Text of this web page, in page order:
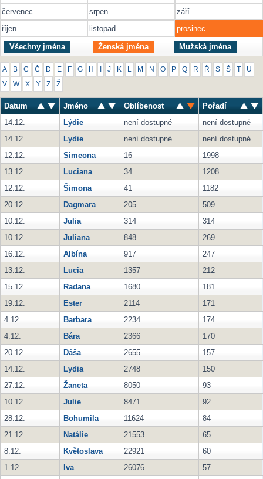
červenec
srpen
září
říjen
listopad prosinec
Všechny jména Ženská jména Mužská jména
A B C Č D E F G H J K M N O P Q R Ř S Š U
V W X Y Z Ž
Datum Jméno Oblíbenost
Pořadí
14.12.
Lýdie není dostupné
není dostupné
14.12.
Lydie není dostupné
není dostupné
12.12.
Simeona 16
1998
13.12.
Luciana 34
1208
12.12.
Šimona 41
1182
20.12.
Dagmara 205
509
10.12.
Julia 314
314
10.12.
Juliana 848
269
16.12.
Albína 917
247
13.12.
Lucia 1357
212
15.12.
Radana 1680
181
19.12.
Ester 2114
171
4.12.
Barbara 2234
174
4.12.
Bára 2366
170
20.12.
Dáša 2655
157
14.12.
Lydia 2748
150
27.12.
Žaneta 8050
93
10.12.
Julie 8471
92
28.12.
Bohumila 11624
84
21.12.
Natálie 21553
65
8.12.
Květoslava 22921
60
1.12.
Iva 26076
57